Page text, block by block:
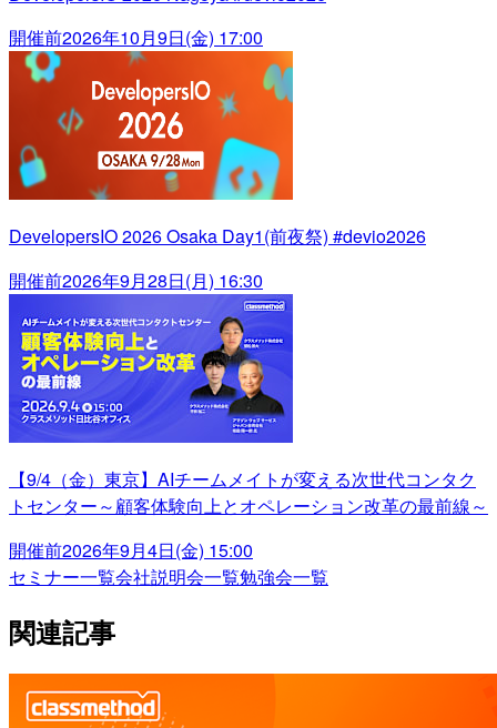
開催前2026年10月9日(金) 17:00
DevelopersIO 2026 Osaka Day1(前夜祭) #devio2026
開催前2026年9月28日(月) 16:30
【9/4（金）東京】AIチームメイトが変える次世代コンタク
トセンター～顧客体験向上とオペレーション改革の最前線～
開催前2026年9月4日(金) 15:00
セミナー一覧会社説明会一覧勉強会一覧
関連記事